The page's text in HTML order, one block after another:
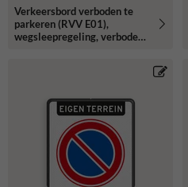
Verkeersbord verboden te
parkeren (RVV E01),
wegsleepregeling, verboden